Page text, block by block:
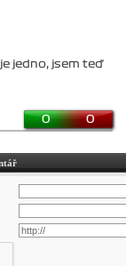
jedno, jsem teď
0 0